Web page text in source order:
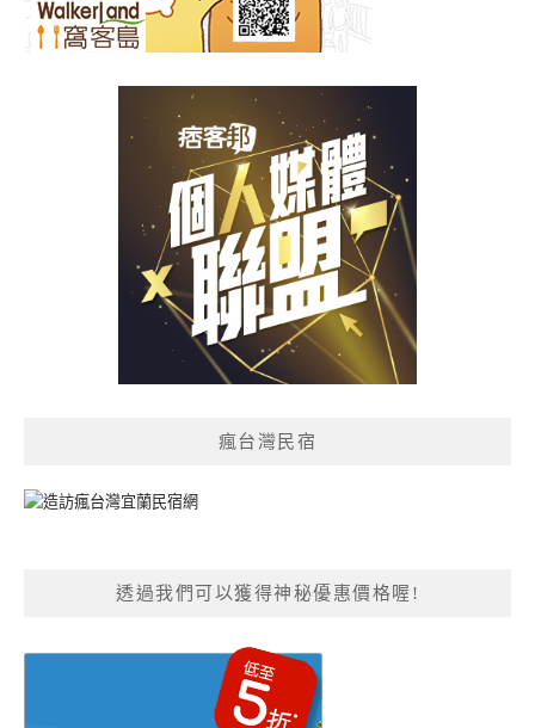
瘋台灣民宿
透過我們可以獲得神秘優惠價格喔!